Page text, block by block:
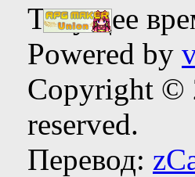
Текущее
Powered by
Copyright ©
reserved.
Перевод: